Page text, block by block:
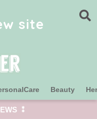
site
Beauty
⁑